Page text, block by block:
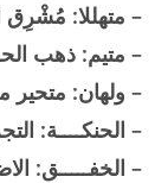
– متهللا: مُشْرِق
– متيم: ذهب
– ولهان: متحير
– الحنكــــة:
– الخفـــــق: